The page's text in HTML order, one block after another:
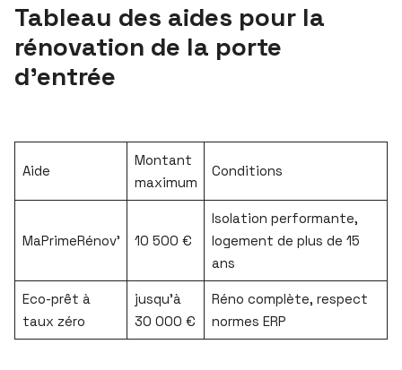
Tableau des aides pour la
rénovation de la porte
d’entrée
Aide
Montant
maximum
Conditions
MaPrimeRénov’ 10 500 €
Isolation performante,
logement de plus de 15
ans
Eco-prêt à
taux zéro
jusqu’à
30 000 €
Réno complète, respect
normes ERP